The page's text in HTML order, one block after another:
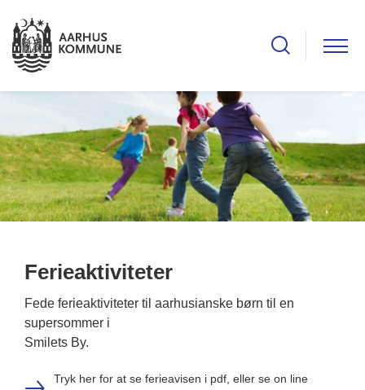
Ferieaktiviteter
Fede ferieaktiviteter til aarhusianske børn til en
supersommer i
Smilets By.
Tryk her for at se ferieavisen i pdf, eller se on line